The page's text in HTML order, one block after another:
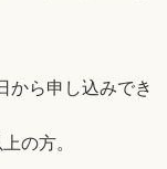
から申し込みでき
の方。